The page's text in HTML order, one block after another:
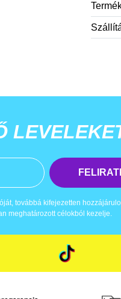
továbbá kifejezetten
meghatározott célokból kezelje.